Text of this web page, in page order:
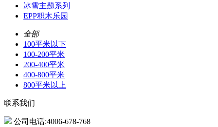
冰雪主题系列
EPP积木乐园
全部
100平米以下
100-200平米
200-400平米
400-800平米
800平米以上
联系我们
公司电话:4006-678-768